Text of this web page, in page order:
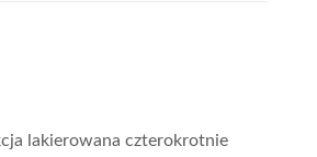
lakierowana czterokrotnie